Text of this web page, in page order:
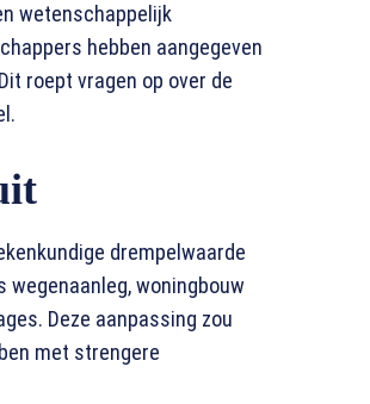
wetenschappelijk
hebben aangegeven
roept vragen op over de
drempelwaarde
woningbouw
Deze aanpassing zou
met strengere